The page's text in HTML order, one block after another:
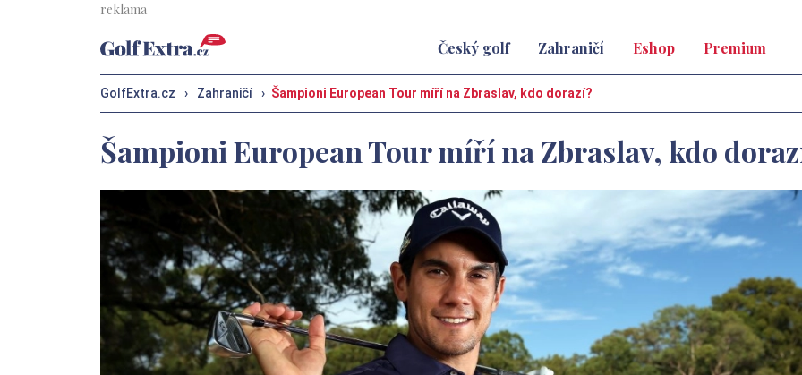
Český golf Zahraničí Eshop Premium
GolfExtra.cz › Zahraničí › Šampioni European Tour míří na Zbraslav, kdo dorazí?
Šampioni European Tour míří na Zbraslav, kdo